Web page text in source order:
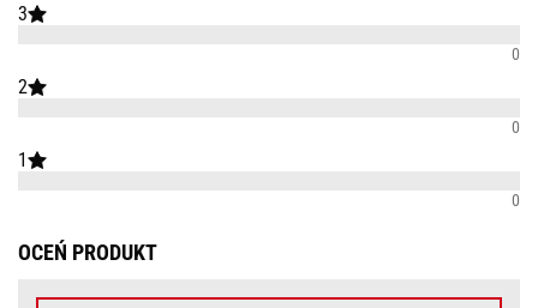
3
0
2
0
1
0
OCEŃ PRODUKT